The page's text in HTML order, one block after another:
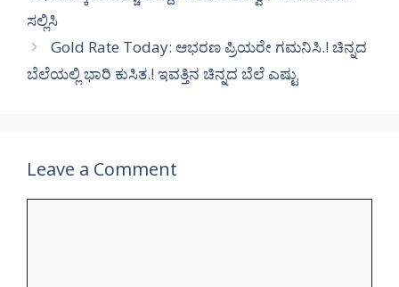
ಸಲ್ಲಿಸಿ
Gold Rate Today: ಆಭರಣ ಪ್ರಿಯರೇ ಗಮನಿಸಿ.! ಚಿನ್ನದ
ಬೆಲೆಯಲ್ಲಿ ಭಾರಿ ಕುಸಿತ.! ಇವತ್ತಿನ ಚಿನ್ನದ ಬೆಲೆ ಎಷ್ಟು
Leave a Comment